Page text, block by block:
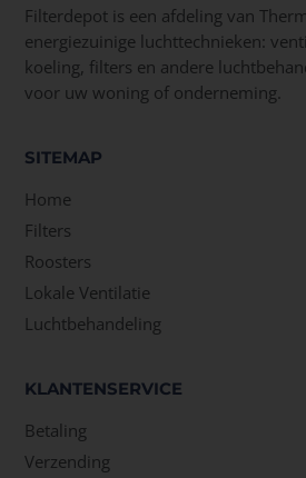
Filterdepot is een afdeling van
energiezuinige luchttechnieken:
koeling, filters en andere
voor uw woning of onderneming.
SITEMAP
Home
Filters
Roosters
Lokale Ventilatie
Luchtbehandeling
KLANTENSERVICE
Betaling
Verzending